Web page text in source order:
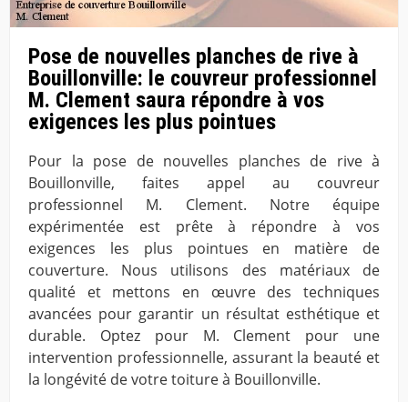
Pose de nouvelles planches de rive à
Bouillonville: le couvreur professionnel
M. Clement saura répondre à vos
exigences les plus pointues
Pour la pose de nouvelles planches de rive à
Bouillonville, faites appel au couvreur
professionnel M. Clement. Notre équipe
expérimentée est prête à répondre à vos
exigences les plus pointues en matière de
couverture. Nous utilisons des matériaux de
qualité et mettons en œuvre des techniques
avancées pour garantir un résultat esthétique et
durable. Optez pour M. Clement pour une
intervention professionnelle, assurant la beauté et
la longévité de votre toiture à Bouillonville.